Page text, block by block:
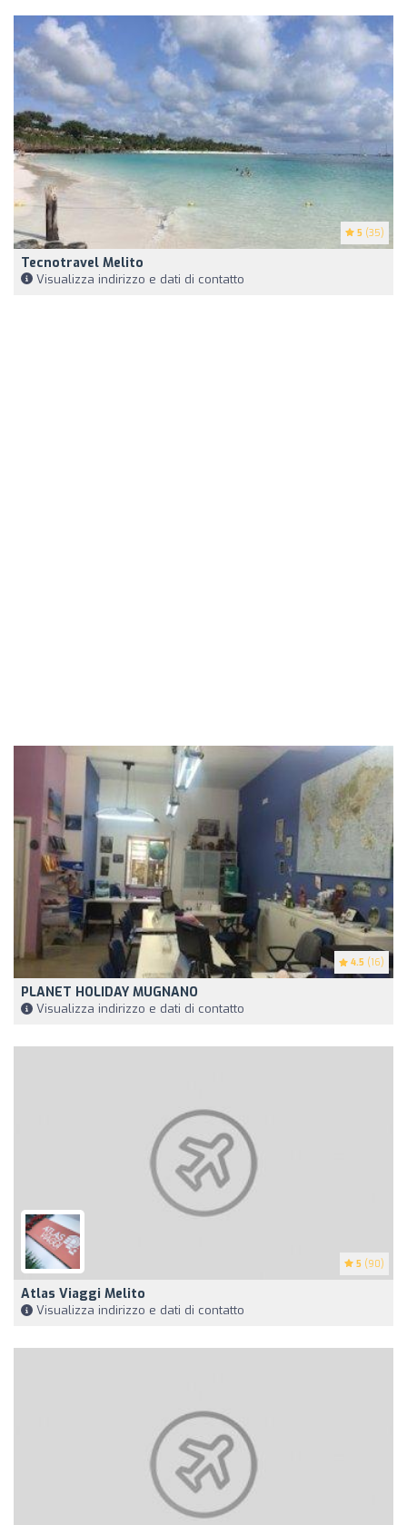
5 (35)
Tecnotravel Melito
Visualizza indirizzo e dati di contatto
4.5 (16)
PLANET HOLIDAY MUGNANO
Visualizza indirizzo e dati di contatto
5 (90)
Atlas Viaggi Melito
Visualizza indirizzo e dati di contatto